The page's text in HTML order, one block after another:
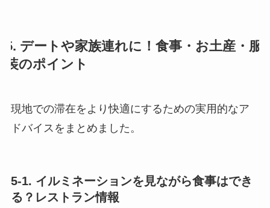
5. デートや家族連れに！食事・お土産・服
装のポイント
現地での滞在をより快適にするための実用的なア
ドバイスをまとめました。
5-1. イルミネーションを見ながら食事はでき
る？レストラン情報